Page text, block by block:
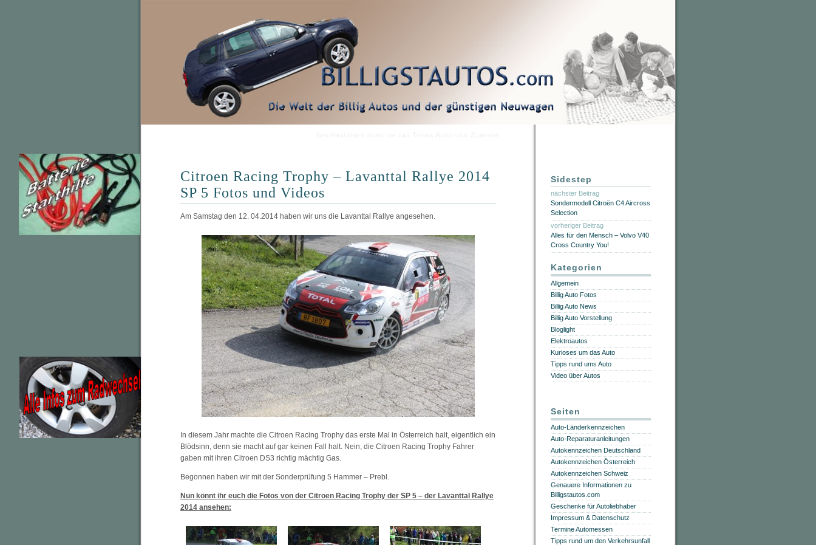
Citroen Racing Trophy – Lavanttal Rallye 2014
SP 5 Fotos und Videos
Am Samstag den 12. 04.2014 haben wir uns die Lavanttal Rallye angesehen.
In diesem Jahr machte die Citroen Racing Trophy das erste Mal in Österreich halt, eigentlich ein
Blödsinn, denn sie macht auf gar keinen Fall halt. Nein, die Citroen Racing Trophy Fahrer
gaben mit ihren Citroen DS3 richtig mächtig Gas.
Begonnen haben wir mit der Sonderprüfung 5 Hammer – Prebl.
Nun könnt ihr euch die Fotos von der Citroen Racing Trophy der SP 5 – der Lavanttal Rallye
2014 ansehen:
Sidestep
nächster Beitrag
Sondermodell Citroën C4 Aircross
Selection
vorheriger Beitrag
Alles für den Mensch – Volvo V40
Cross Country You!
Kategorien
Allgemein
Billig Auto Fotos
Billig Auto News
Billig Auto Vorstellung
Bloglight
Elektroautos
Kurioses um das Auto
Tipps rund ums Auto
Video über Autos
Seiten
Auto-Länderkennzeichen
Auto-Reparaturanleitungen
Autokennzeichen Deutschland
Autokennzeichen Österreich
Autokennzeichen Schweiz
Genauere Informationen zu
Billigstautos.com
Geschenke für Autoliebhaber
Impressum & Datenschutz
Termine Automessen
Tipps rund um den Verkehrsunfall